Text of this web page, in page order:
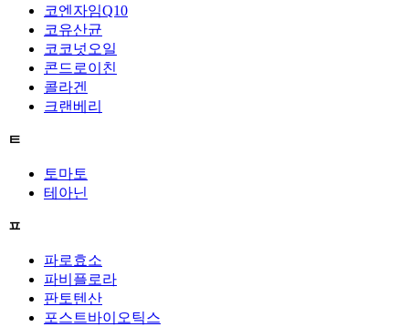
코엔자임Q10
코유산균
코코넛오일
콘드로이친
콜라겐
크랜베리
ㅌ
토마토
테아닌
ㅍ
파로효소
파비플로라
판토텐산
포스트바이오틱스